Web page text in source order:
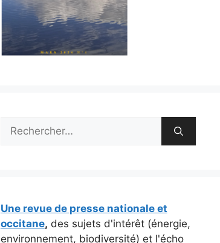
Rechercher :
Une revue de presse nationale et
occitane, des sujets d'intérêt (énergie,
environnement, biodiversité) et l'écho